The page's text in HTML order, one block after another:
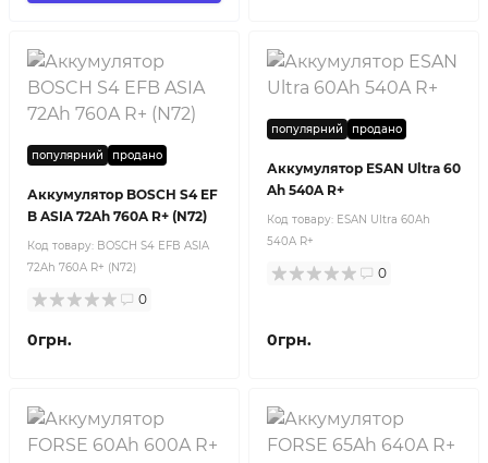
популярний продано
Аккумулятор BOSCH S4 EF
B ASIA 72Ah 760A R+ (N72)
Код товару: BOSCH S4 EFB ASIA
72Ah 760A R+ (N72)
0
0грн.
популярний продано
Аккумулятор ESAN Ultra 60
Ah 540A R+
Код товару: ESAN Ultra 60Ah
540A R+
0
0грн.